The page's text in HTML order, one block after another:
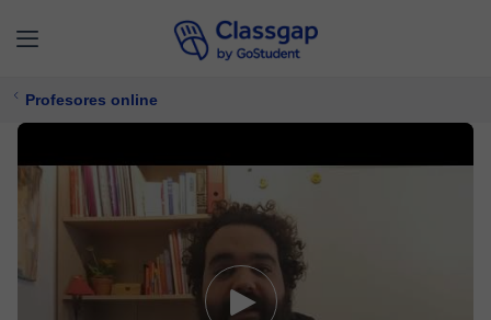
Profesores online